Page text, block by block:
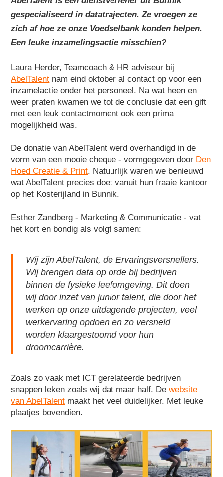
gespecialiseerd in datatrajecten. Ze vroegen ze
zich af hoe ze onze Voedselbank konden helpen.
Een leuke inzamelingsactie misschien?
Laura Herder, Teamcoach & HR adviseur bij
AbelTalent nam eind oktober al contact op voor een
inzamelactie onder het personeel. Na wat heen en
weer praten kwamen we tot de conclusie dat een gift
met een leuk contactmoment ook een prima
mogelijkheid was.
De donatie van AbelTalent werd overhandigd in de
vorm van een mooie cheque - vormgegeven door Den
Hoed Creatie & Print. Natuurlijk waren we benieuwd
wat AbelTalent precies doet vanuit hun fraaie kantoor
op het Kosterijland in Bunnik.
Esther Zandberg - Marketing & Communicatie - vat
het kort en bondig als volgt samen:
Wij zijn AbelTalent, de Ervaringsversnellers.
Wij brengen data op orde bij bedrijven
binnen de fysieke leefomgeving. Dit doen
wij door inzet van junior talent, die door het
werken op onze uitdagende projecten, veel
werkervaring opdoen en zo versneld
worden klaargestoomd voor hun
droomcarrière.
Zoals zo vaak met ICT gerelateerde bedrijven
snappen leken zoals wij dat maar half. Dewebsite
van AbelTalent maakt het veel duidelijker. Met leuke
plaatjes bovendien.